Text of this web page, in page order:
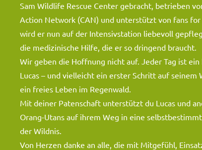
Sam Wildlife Rescue Center gebracht, betrieben
Action Network (CAN) und unterstützt von fans
wird er nun auf der Intensivstation liebevoll
die medizinische Hilfe, die er so dringend braucht.
Wir geben die Hoffnung nicht auf. Jeder Tag ist
Lucas – und vielleicht ein erster Schritt auf seinem
ein freies Leben im Regenwald.
Mit deiner Patenschaft unterstützt du Lucas und
Orang-Utans auf ihrem Weg in eine
der Wildnis.
Von Herzen danke an alle, die mit Mitgefühl,